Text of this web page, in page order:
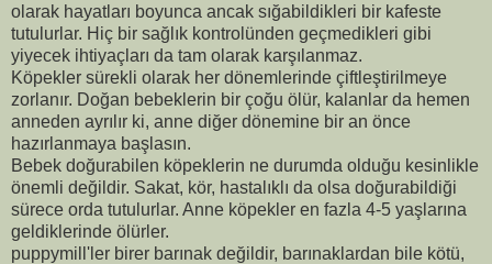
olarak hayatları boyunca ancak sığabildikleri bir kafeste
tutulurlar. Hiç bir sağlık kontrolünden geçmedikleri gibi
yiyecek ihtiyaçları da tam olarak karşılanmaz.
Köpekler sürekli olarak her dönemlerinde çiftleştirilmeye
zorlanır. Doğan bebeklerin bir çoğu ölür, kalanlar da hemen
anneden ayrılır ki, anne diğer dönemine bir an önce
hazırlanmaya başlasın.
Bebek doğurabilen köpeklerin ne durumda olduğu kesinlikle
önemli değildir. Sakat, kör, hastalıklı da olsa doğurabildiği
sürece orda tutulurlar. Anne köpekler en fazla 4-5 yaşlarına
geldiklerinde ölürler.
puppymill'ler birer barınak değildir, barınaklardan bile kötü,